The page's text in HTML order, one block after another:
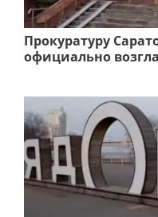
Прокуратуру
официально